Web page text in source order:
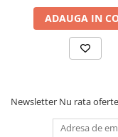
ADAUGA IN
Newsletter Nu rata